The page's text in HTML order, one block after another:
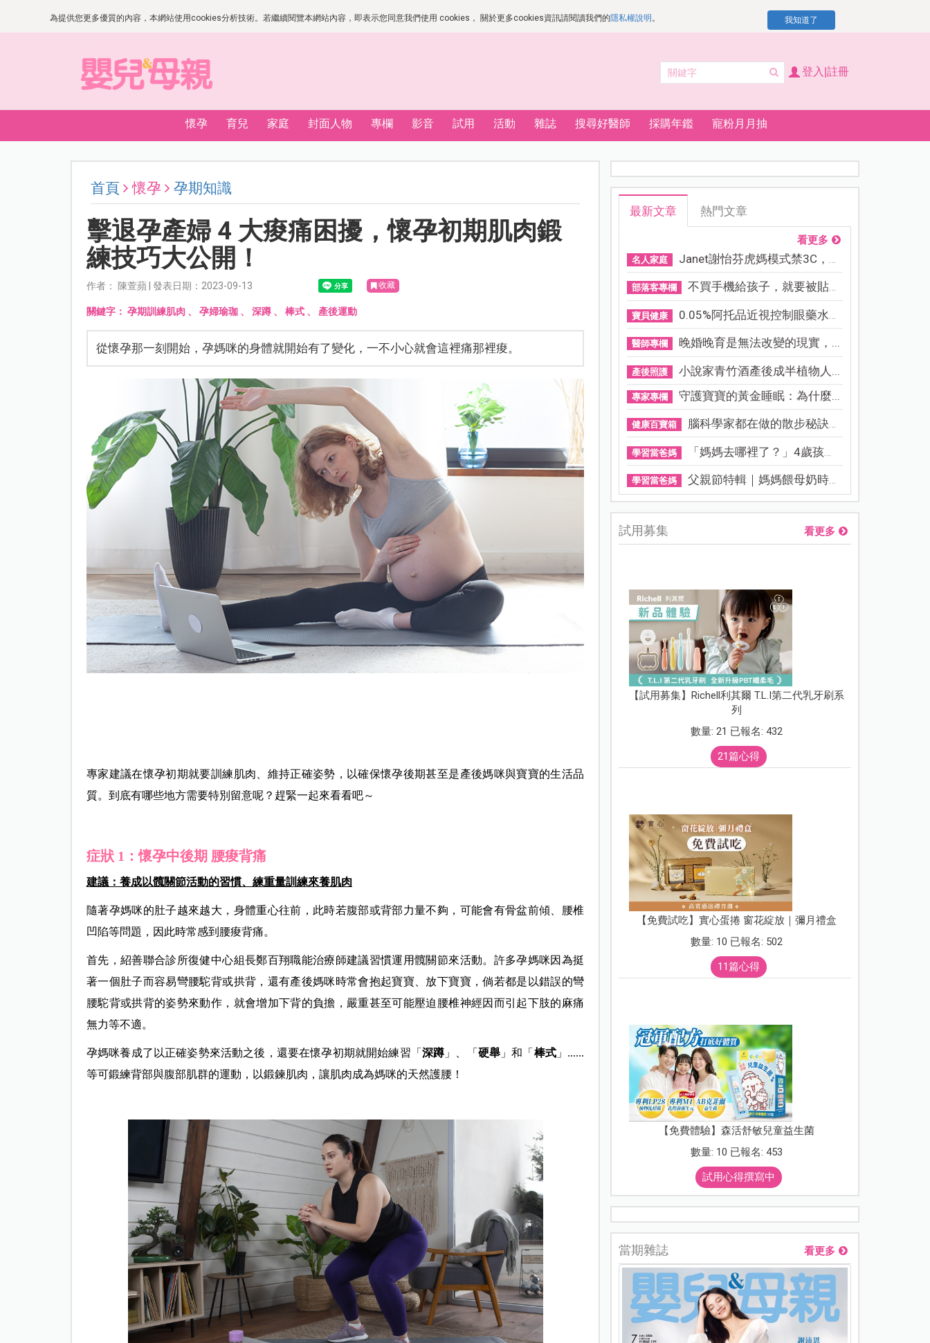
為提供您更多優質的內容，本網站使用cookies分析技術。若繼續閱覽本網站內容，即表示您同意我們使用 cookies， 關於更多cookies資訊請閱讀我們的隱私權說明 。 我知道了
登入|註冊
懷孕 育兒 家庭 封面人物 專欄 影音 試用 活動 雜誌 搜尋好醫師 採購年鑑 寵粉月月抽
首頁 懷孕 孕期知識
擊退孕產婦 4 大痠痛困擾，懷孕初期肌肉鍛
練技巧大公開！
作者： 陳萱蘋 | 發表日期：2023-09-13 收藏
關鍵字： 孕期訓練肌肉、 孕婦瑜珈、 深蹲、 棒式、 產後運動
從懷孕那一刻開始，孕媽咪的身體就開始有了變化，一不小心就會這裡痛那裡痠。
專家建議在懷孕初期就要訓練肌肉、維持正確姿勢，以確保懷孕後期甚至是產後媽咪與寶寶的生活品
質。到底有哪些地方需要特別留意呢？趕緊一起來看看吧～
症狀 1：懷孕中後期 腰痠背痛
建議：養成以髖關節活動的習慣、練重量訓練來養肌肉
隨著孕媽咪的肚子越來越大，身體重心往前，此時若腹部或背部力量不夠，可能會有骨盆前傾、腰椎
凹陷等問題，因此時常感到腰痠背痛。
首先，紹善聯合診所復健中心組長鄭百翔職能治療師建議習慣運用髖關節來活動。許多孕媽咪因為挺
著一個肚子而容易彎腰駝背或拱背，還有產後媽咪時常會抱起寶寶、放下寶寶，倘若都是以錯誤的彎
腰駝背或拱背的姿勢來動作，就會增加下背的負擔，嚴重甚至可能壓迫腰椎神經因而引起下肢的麻痛
無力等不適。
孕媽咪養成了以正確姿勢來活動之後，還要在懷孕初期就開始練習「 深蹲 」、「 硬舉 」和「 棒式」 ......
等可鍛練背部與腹部肌群的運動，以鍛鍊肌肉，讓肌肉成為媽咪的天然護腰！
最新文章 熱門文章
看更多
名人家庭 Janet謝怡芬虎媽模式禁3C，看...
部落客專欄 不買手機給孩子，就要被貼「...
寶貝健康 0.05%阿托品近視控制眼藥水納...
醫師專欄 晚婚晚育是無法改變的現實，...
產後照護 小說家青竹酒產後成半植物人...
專家專欄 守護寶寶的黃金睡眠：為什麼...
健康百寶箱 腦科學家都在做的散步秘訣！...
學習當爸媽 「媽媽去哪裡了？」4歲孩子還...
學習當爸媽 父親節特輯｜媽媽餵母奶時，...
試用募集 看更多
【試用募集】Richell利其爾 T.L.I第二代乳牙刷系
列
數量: 21 已報名: 432
21篇心得
【免費試吃】實心蛋捲 窗花綻放｜彌月禮盒
數量: 10 已報名: 502
11篇心得
【免費體驗】森活舒敏兒童益生菌
數量: 10 已報名: 453
試用心得撰寫中
當期雜誌 看更多